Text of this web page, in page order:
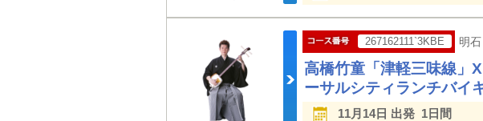
267162111`3KBE 明
高橋竹童「津軽三味線」
ーサルシティランチバイ
11月14日 出発 1日間